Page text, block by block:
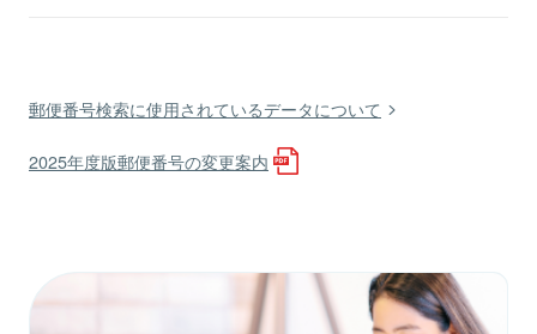
郵便番号検索に使用されているデータについて
2025年度版郵便番号の変更案内